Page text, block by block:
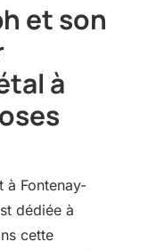
et son
à
à Fontenay-
dédiée à
cette